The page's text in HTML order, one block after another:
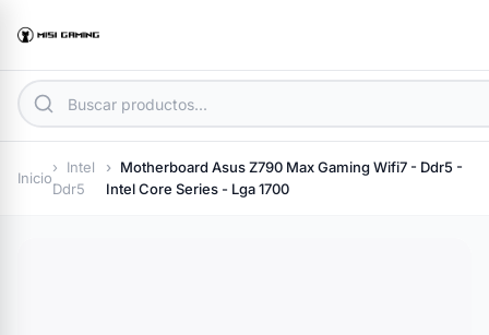
Inicio
Intel
Ddr5
Motherboard Asus Z790 Max Gaming Wifi7 - Ddr5 -
Intel Core Series - Lga 1700